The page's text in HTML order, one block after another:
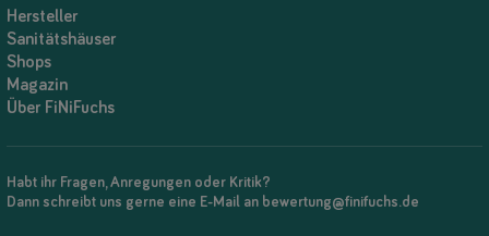
Hersteller
Sanitätshäuser
Shops
Magazin
Über FiNiFuchs
Habt ihr Fragen, Anregungen oder Kritik?
Dann schreibt uns gerne eine E-Mail an bewertung@finifuchs.de